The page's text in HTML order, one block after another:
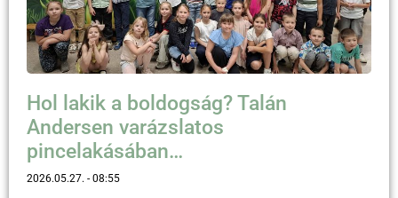
Hol lakik a boldogság? Talán
Andersen varázslatos
pincelakásában…
2026.05.27. 08:55